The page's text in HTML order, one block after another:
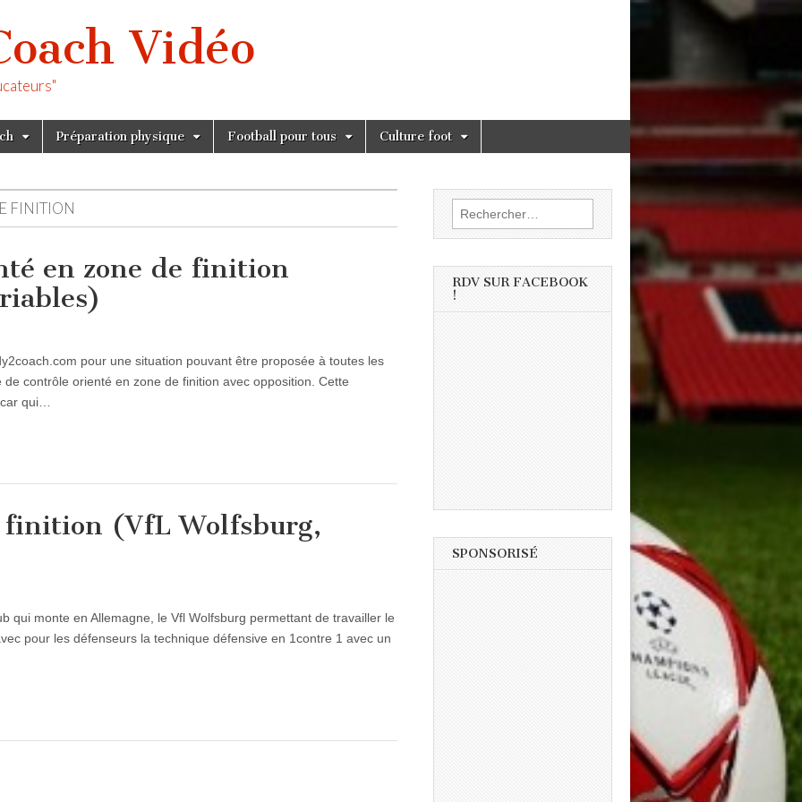
Vidéo
Préparation physique Football pour tous Culture foot
FINITION
en zone de finition
pour une situation pouvant être proposée à toutes les
contrôle orienté en zone de finition avec opposition. Cette
qui…
finition (VfL Wolfsburg,
qui monte en Allemagne, le Vfl Wolfsburg permettant de travailler le
pour les défenseurs la technique défensive en 1contre 1 avec un
Rechercher :
RDV SUR FACEBOOK
!
SPONSORISÉ